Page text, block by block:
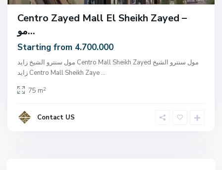
Centro Zayed Mall El Sheikh Zayed –
مو...
Starting from 4.700.000
مول سنترو الشيخ زايد Centro Mall Sheikh Zayed مول سنترو الشيخ
زايد Centro Mall Sheikh Zaye ...
75 m2
Contact US